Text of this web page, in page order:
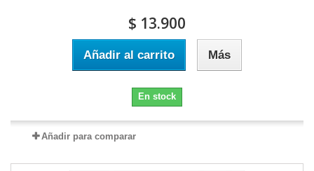
$ 13.900
Añadir al carrito Más
En stock
Añadir para comparar